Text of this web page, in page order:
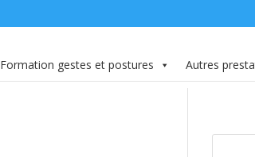
Formation gestes et postures Autres